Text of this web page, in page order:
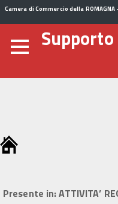
Camera di Commercio della ROMAGNA -
Presente in:ATTIVITA’